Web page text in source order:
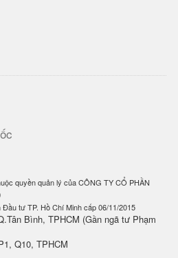
quyền quản lý của CÔNG TY CỔ PHẦN
tư TP. Hồ Chí Minh cấp 06/11/2015
Bình, TPHCM (Gần ngã tư Phạm
Q10, TPHCM